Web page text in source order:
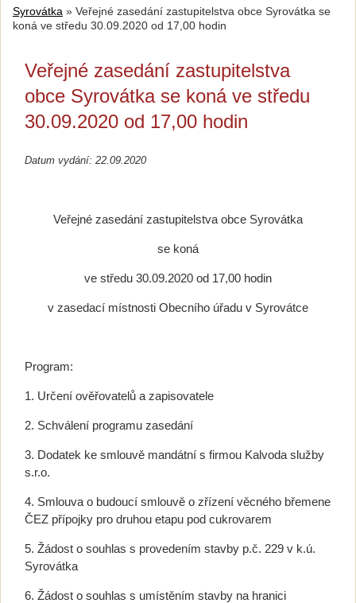
Syrovátka » Veřejné zasedání zastupitelstva obce Syrovátka se
koná ve středu 30.09.2020 od 17,00 hodin
Veřejné zasedání zastupitelstva
obce Syrovátka se koná ve středu
30.09.2020 od 17,00 hodin
Datum vydání: 22.09.2020
Veřejné zasedání zastupitelstva obce Syrovátka
se koná
ve středu 30.09.2020 od 17,00 hodin
v zasedací místnosti Obecního úřadu v Syrovátce
Program:
1. Určení ověřovatelů a zapisovatele
2. Schválení programu zasedání
3. Dodatek ke smlouvě mandátní s firmou Kalvoda služby
s.r.o.
4. Smlouva o budoucí smlouvě o zřízení věcného břemene
ČEZ přípojky pro druhou etapu pod cukrovarem
5. Žádost o souhlas s provedením stavby p.č. 229 v k.ú.
Syrovátka
6. Žádost o souhlas s umístěním stavby na hranici